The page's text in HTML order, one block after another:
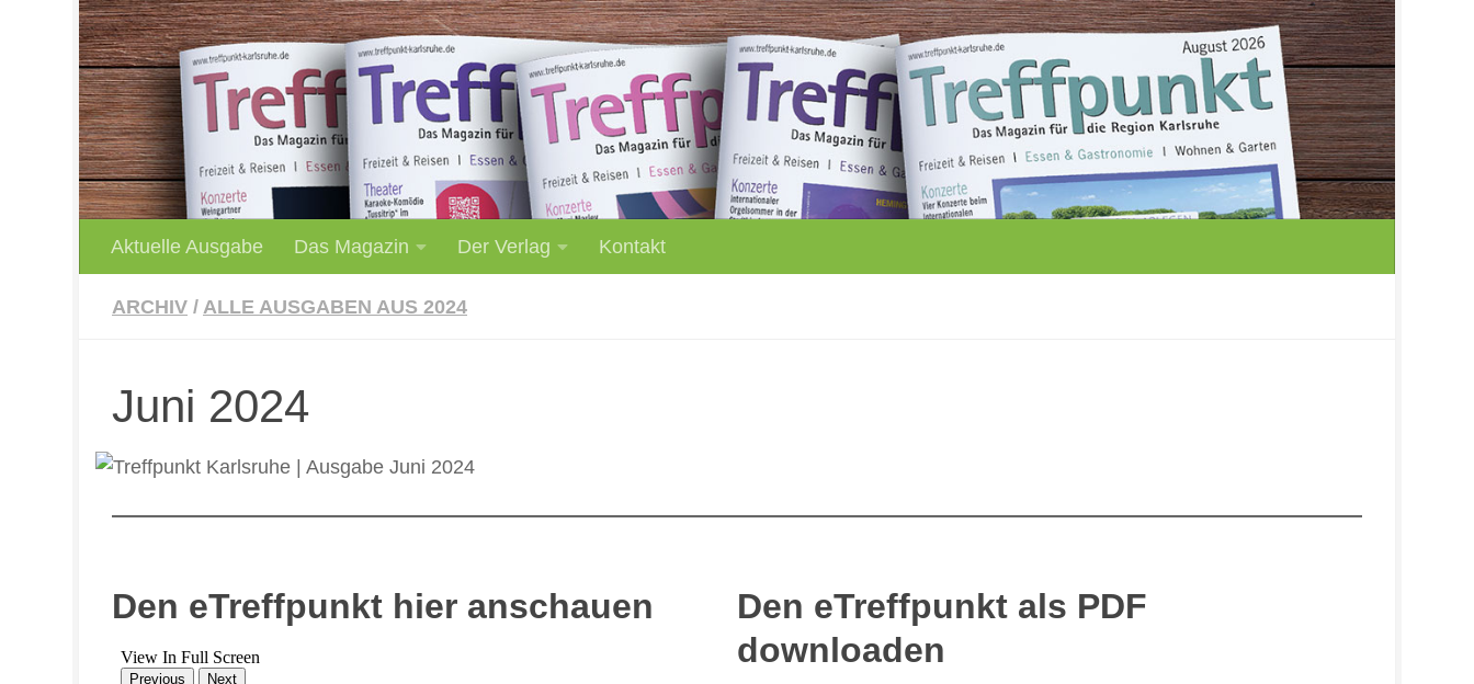
Unter dem Inhalt
Aktuelle Ausgabe Das Magazin Der Verlag Kontakt
ARCHIV / ALLE AUSGABEN AUS 2024
Juni 2024
Den eTreffpunkt hier anschauen
Den eTreffpunkt als PDF
downloaden